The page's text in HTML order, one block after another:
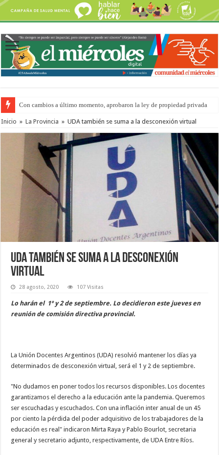
Con cambios a último momento, aprobaron la ley de propiedad privada
Adopción en Entre Ríos: el 35% de los 90 niños, niñas y adolescentes que
Inicio » La Provincia » UDA también se suma a la desconexión virtual
UDA también se suma a la desconexión
virtual
28 agosto, 2020 107 Visitas
Lo harán el 1º y 2 de septiembre. Lo decidieron este jueves en
reunión de comisión directiva provincial.
La Unión Docentes Argentinos (UDA) resolvió mantener los días ya
determinados de desconexión virtual, será el 1 y 2 de septiembre.
"No dudamos en poner todos los recursos disponibles. Los docentes
garantizamos el derecho a la educación ante la pandemia. Queremos
ser escuchadas y escuchados. Con una inflación inter anual de un 45
por ciento la pérdida del poder adquisitivo de los trabajadores de la
educación es real" indicaron Mirta Raya y Pablo Bourlot, secretaria
general y secretario adjunto, respectivamente, de UDA Entre Ríos.